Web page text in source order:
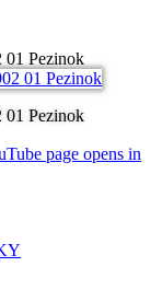
01 Pezinok
01 Pezinok
page opens in